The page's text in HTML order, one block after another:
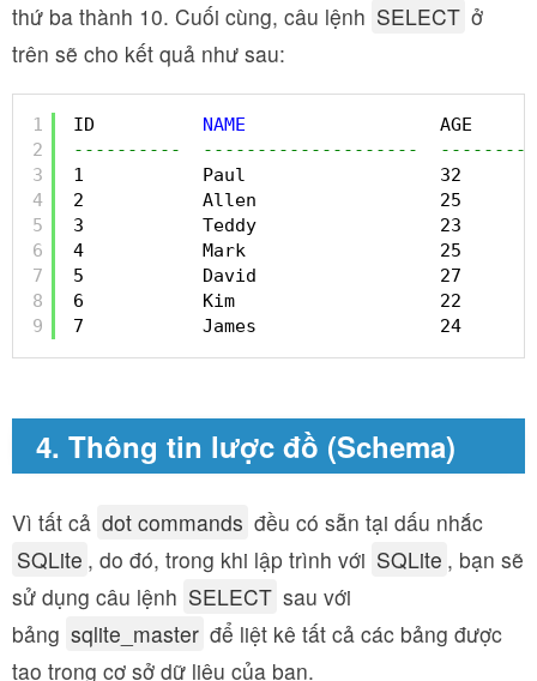
thứ ba thành 10. Cuối cùng, câu lệnh SELECT ở
trên sẽ cho kết quả như sau:
1
2
3
4
5
6
7
8
9
ID NAME
AGE
----------  --------------------
1           Paul                  32
2           Allen                 25
3           Teddy                 23
4           Mark                  25
5           David                 27
6           Kim                   22
7           James                 24
4. Thông tin lược đồ (Schema)
Vì tất cả dot commands đều có sẵn tại dấu nhắc
SQLite , do đó, trong khi lập trình với SQLite , bạn sẽ
sử dụng câu lệnh SELECT sau với
bảng sqlite_master để liệt kê tất cả các bảng được
tạo trong cơ sở dữ liệu của bạn.